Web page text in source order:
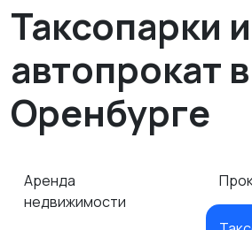
Таксопарки и
автопрокат в
Оренбурге
Аренда
недвижимости